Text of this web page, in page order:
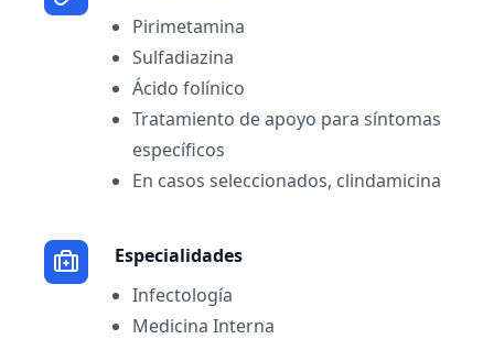
Pirimetamina
Sulfadiazina
Ácido folínico
Tratamiento de apoyo para síntomas
específicos
En casos seleccionados, clindamicina
Especialidades
Infectología
Medicina Interna